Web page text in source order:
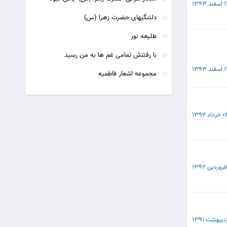
1392
دلتنگیهای حضرت زهرا (س)
طليعه نور
با رفتنش تمامی غم ها به من رسید
مجموعه اشعار فاطمیه